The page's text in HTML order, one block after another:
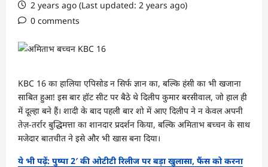
2 years ago (Last updated: 2 years ago)
0 comments
KBC 16 का हालिया एपिसोड न सिर्फ ज्ञान का, बल्कि हंसी का भी खजाना
साबित हुआ! इस बार हॉट सीट पर बैठे थे दिलीप कुमार बरसीवाल, जो हाल ही
में दूल्हा बने हैं। शादी के बाद पहली बार शो में आए दिलीप ने न केवल अपनी
तेज़-तर्रार बुद्धिमत्ता का शानदार प्रदर्शन किया, बल्कि अमिताभ बच्चन के साथ
मजेदार बातचीत ने इसे और भी खास बना दिया।
ये भी पढ़ें: पुष्पा 2′ की ओटीटी रिलीज पर बड़ा खुलासा, फैंस को करना